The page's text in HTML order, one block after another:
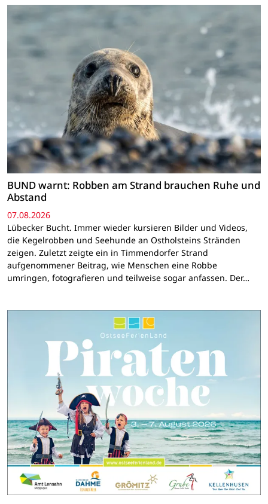
BUND warnt: Robben am Strand brauchen Ruhe und
Abstand
07.08.2026
Lübecker Bucht. Immer wieder kursieren Bilder und Videos,
die Kegelrobben und Seehunde an Ostholsteins Stränden
zeigen. Zuletzt zeigte ein in Timmendorfer Strand
aufgenommener Beitrag, wie Menschen eine Robbe
umringen, fotografieren und teilweise sogar anfassen. Der…